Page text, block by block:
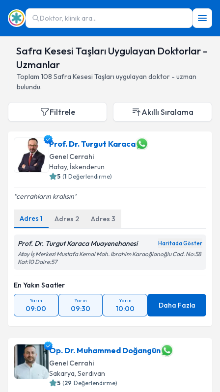
Doktor, klinik ara...
Safra Kesesi Taşları Uygulayan Doktorlar -
Uzmanlar
Toplam 108 Safra Kesesi Taşları uygulayan doktor - uzman
bulundu.
Filtrele Akıllı Sıralama
Prof. Dr. Turgut Karaca
Genel Cerrahi
Hatay, İskenderun
5 (1 Değerlendirme)
cerrahların kralısın
Adres 1 Adres 2 Adres 3
Prof. Dr. Turgut Karaca Muayenehanesi Haritada Göster
Atay İş Merkezi Mustafa Kemal Mah. Ibrahim Karaoğlanoğlu Cad. No:58
Kat:10 Daire:57
En Yakın Saatler
Yarın
09:00
Yarın
09:30
Yarın
10:00 Daha Fazla
Op. Dr. Muhammed Doğangün
Genel Cerrahi
Sakarya, Serdivan
5 (29 Değerlendirme)